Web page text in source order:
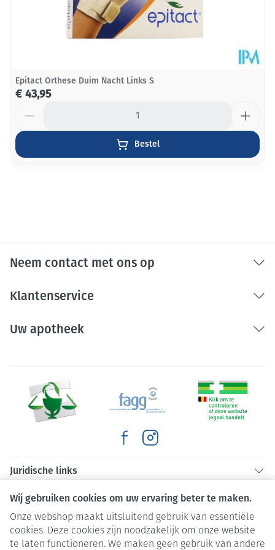
Wij gebruiken cookies om uw ervaring beter te maken.
Onze webshop maakt uitsluitend gebruik van essentiële
cookies. Deze cookies zijn noodzakelijk om onze website
te laten functioneren. We maken geen gebruik van andere
Epitact Orthese Duim Nacht Links S
€ 43,95
Bestel
Neem contact met ons op
Klantenservice
Uw apotheek
Juridische links